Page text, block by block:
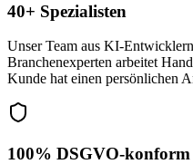
40+ Spezialisten
Unser Team aus KI-
Branchenexperten arbeitet
Kunde hat einen persönlichen
100% DSGVO-konform